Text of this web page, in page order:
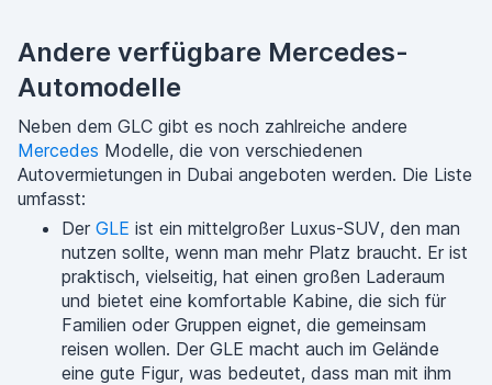
Andere verfügbare Mercedes-
Automodelle
Neben dem GLC gibt es noch zahlreiche andere
Mercedes Modelle, die von verschiedenen
Autovermietungen in Dubai angeboten werden. Die Liste
umfasst:
Der GLE ist ein mittelgroßer Luxus-SUV, den man
nutzen sollte, wenn man mehr Platz braucht. Er ist
praktisch, vielseitig, hat einen großen Laderaum
und bietet eine komfortable Kabine, die sich für
Familien oder Gruppen eignet, die gemeinsam
reisen wollen. Der GLE macht auch im Gelände
eine gute Figur, was bedeutet, dass man mit ihm